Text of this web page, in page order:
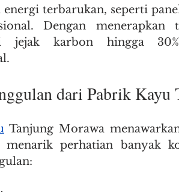
energi terbarukan, seperti
Dengan
jejak karbon hingga
dari Pabrik Kayu
Tanjung Morawa
perhatian banyak